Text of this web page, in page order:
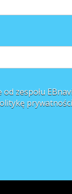
zespołu
prywatności